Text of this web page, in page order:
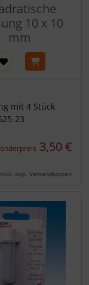
10 x 10
mm
mit 4 Stück
23
3,50 €
zzgl. Versandkosten